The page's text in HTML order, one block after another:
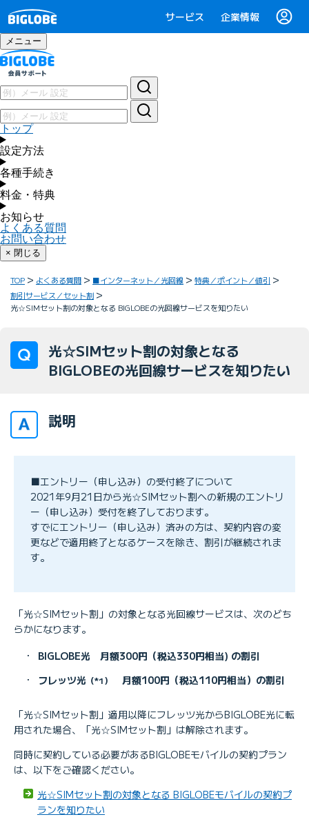
サービス 企業情報
メニュー
トップ
設定方法
各種手続き
料金・特典
お知らせ
よくある質問
お問い合わせ
× 閉じる
TOP よくある質問 ■インターネット／光回線
特典／ポイント／値引
割引サービス／セット割
光☆SIMセット割の対象となる BIGLOBEの光回線サービスを知りたい
光☆SIMセット割の対象となる
BIGLOBEの光回線サービスを知りたい
説明
■エントリー（申し込み）の受付終了について
2021年9月21日から光☆SIMセット割への新規のエントリ
ー（申し込み）受付を終了しております。
すでにエントリー（申し込み）済みの方は、契約内容の変
更などで適用終了となるケースを除き、割引が継続されま
す。
「光☆SIMセット割」の対象となる光回線サービスは、次のどち
らかになります。
・
BIGLOBE光 月額300円（税込330円相当) の割引
・
フレッツ光 （*1） 月額100円（税込110円相当）の割引
「光☆SIMセット割」適用以降にフレッツ光からBIGLOBE光に転
用された場合、「光☆SIMセット割」は解除されます。
同時に契約している必要があるBIGLOBEモバイルの契約プラン
は、以下をご確認ください。
光☆SIMセット割の対象となる BIGLOBEモバイルの契約プ
ランを知りたい